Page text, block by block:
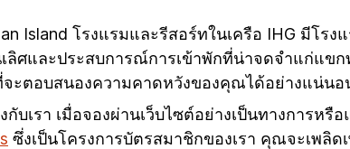
Island โรงแรมและรีสอร์ทในเครือ IHG มีโ
ลิศและประสบการณ์การเข้าพักที่น่าจดจำแก่แ
ะตอบสนองความคาดหวังของคุณได้อย่างแน่นอ
บเรา เมื่อจองผ่านเว็บไซต์อย่างเป็นทางการห
ซึ่งเป็นโครงการบัตรสมาชิกของเรา คุณจะเพลิ